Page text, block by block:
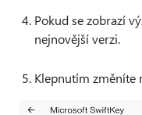
Pokud se zobrazí
nejnovější verzi.
Klepnutím změníte